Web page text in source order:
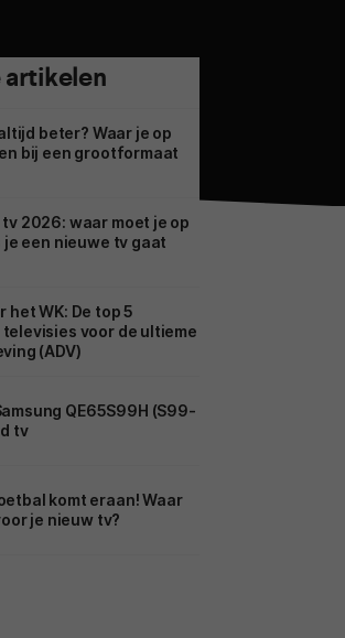
beter? Waar je op
bij een grootformaat
tv 2026: waar moet je op
een nieuwe tv gaat
het WK: De top 5
televisies voor de ultieme
(ADV)
QE65S99H (S99-
tv
komt eraan! Waar
je nieuw tv?